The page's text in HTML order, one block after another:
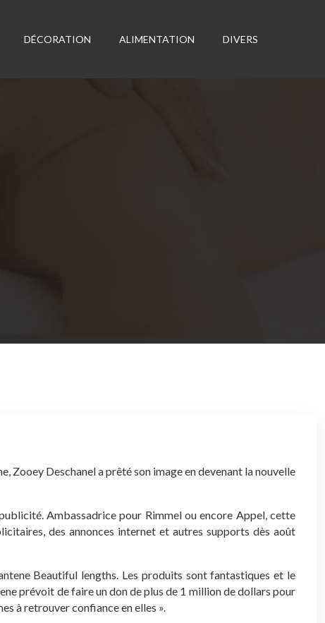
DÉCORATION ALIMENTATION DIVERS
Zooey Deschanel a prêté son image en devenant la nouvelle
Ambassadrice pour Rimmel ou encore Appel, cette
des annonces internet et autres supports dès août
Beautiful lengths. Les produits sont fantastiques et le
prévoit de faire un don de plus de 1 million de dollars pour
à retrouver confiance en elles ».